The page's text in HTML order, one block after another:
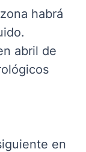
habrá
abril de
en